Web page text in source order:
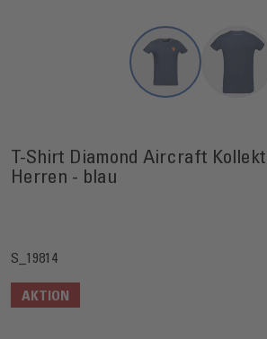
View larger image
T-Shirt Diamond Aircraft
Herren - blau
S_19814
AKTION